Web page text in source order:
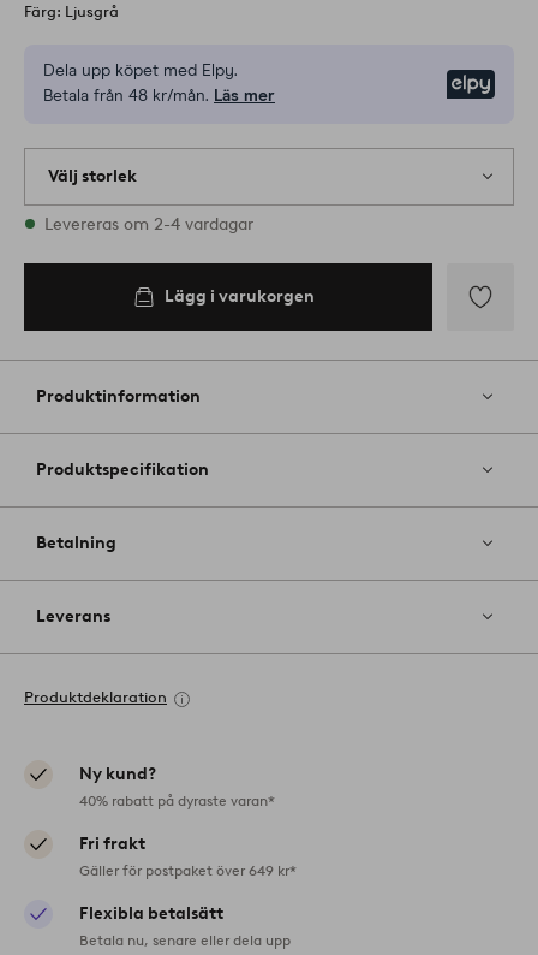
Färg: Ljusgrå
Dela upp köpet med Elpy.
Betala från 48 kr/mån. Läs mer
Välj storlek
1 storlekar finns i lager
Levereras om 2-4 vardagar
Lägg i varukorgen
till
favoriter
Produktinformation
Produktspecifikation
Betalning
Leverans
Produktdeklaration
Ny kund?
40% rabatt på dyraste varan*
Fri frakt
Gäller för postpaket över 649 kr*
Flexibla betalsätt
Betala nu, senare eller dela upp